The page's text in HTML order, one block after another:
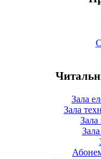
Зала
Зала
Зала